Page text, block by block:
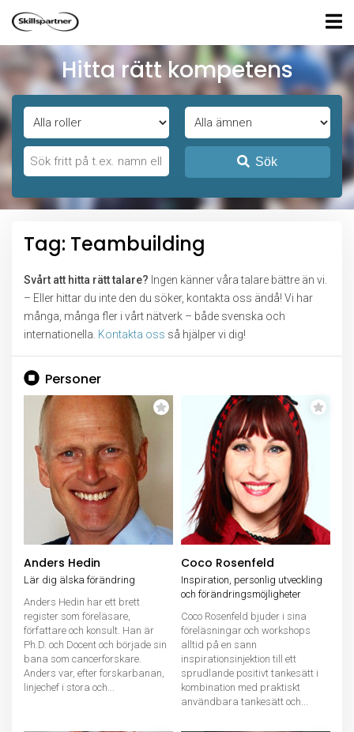
Hitta rätt kompetens
Sök
Tag: Teambuilding
Svårt att hitta rätt talare? Ingen känner våra talare bättre än vi.
– Eller hittar du inte den du söker, kontakta oss ändå! Vi har
många, många fler i vårt nätverk – både svenska och
internationella. Kontakta oss så hjälper vi dig!
Personer
Anders Hedin
Lär dig älska förändring
Anders Hedin har ett brett
register som föreläsare,
författare och konsult. Han är
Ph.D. och Docent och började sin
bana som cancerforskare.
Anders var, efter forskarbanan,
linjechef i stora och...
Coco Rosenfeld
Inspiration, personlig utveckling
och förändringsmöjligheter
Coco Rosenfeld bjuder i sina
föreläsningar och workshops
alltid på en sann
inspirationsinjektion till ett
sprudlande positivt tankesätt i
kombination med praktiskt
användbara tankesätt och...